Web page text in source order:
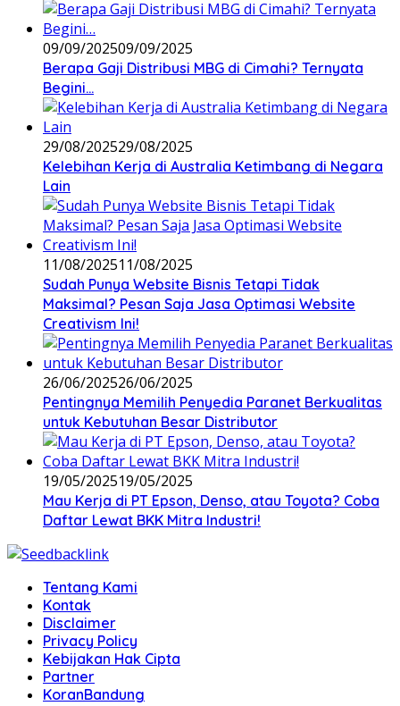
09/09/202509/09/2025
Berapa Gaji Distribusi MBG di Cimahi? Ternyata
Begini…
29/08/202529/08/2025
Kelebihan Kerja di Australia Ketimbang di Negara
Lain
11/08/202511/08/2025
Sudah Punya Website Bisnis Tetapi Tidak
Maksimal? Pesan Saja Jasa Optimasi Website
Creativism Ini!
26/06/202526/06/2025
Pentingnya Memilih Penyedia Paranet Berkualitas
untuk Kebutuhan Besar Distributor
19/05/202519/05/2025
Mau Kerja di PT Epson, Denso, atau Toyota? Coba
Daftar Lewat BKK Mitra Industri!
Tentang Kami
Kontak
Disclaimer
Privacy Policy
Kebijakan Hak Cipta
Partner
KoranBandung